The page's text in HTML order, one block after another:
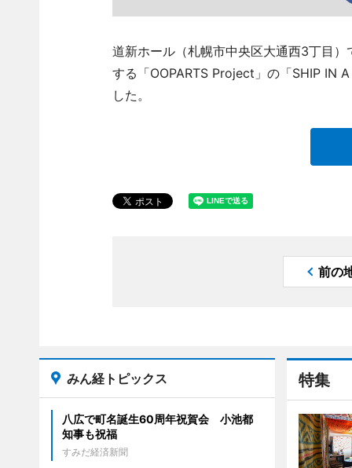
道新ホール（札幌市中央区大通西3丁目
する「OOPARTS Project」の「SHIP IN
した。
前の
特集
みん経トピックス
八広で町名誕生60周年祝賀会 小池都
知事も祝福
すみだ経済新聞